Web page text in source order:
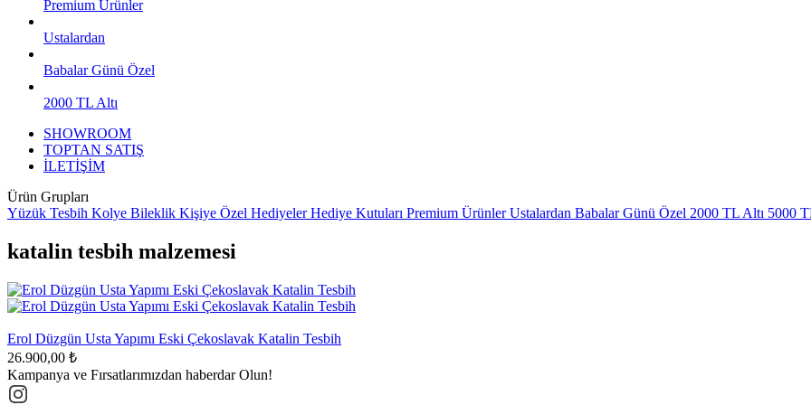
Premium Ürünler
Ustalardan
Babalar Günü Özel
2000 TL Altı
SHOWROOM
TOPTAN SATIŞ
İLETİŞİM
Ürün Grupları
Yüzük Tesbih Kolye Bileklik Kişiye Özel Hediyeler Hediye Kutuları Premium Ürünler Ustalardan Babalar Günü Özel 2000 TL Altı 5000
katalin tesbih malzemesi
Erol Düzgün Usta Yapımı Eski Çekoslavak Katalin Tesbih
26.900,00 ₺
Kampanya ve Fırsatlarımızdan haberdar Olun!